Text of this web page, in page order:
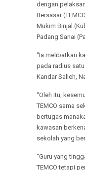
dengan
Bersasar
Mukim Binjal
Padang Sanai
“Ia melibatkan
pada radius
Kandar Salleh,
“Oleh itu,
TEMCO sama
bertugas
kawasan
sekolah yang
“Guru yang
TEMCO tetapi